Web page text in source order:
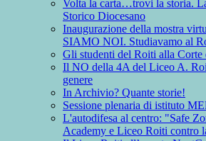
Volta la carta…trovi la storia.
Storico Diocesano
Inaugurazione della mostra
SIAMO NOI. Studiavamo al
Gli studenti del Roiti alla
Il NO della 4A del Liceo A.
genere
In Archivio? Quante storie!
Sessione plenaria di istituto
L'autodifesa al centro: "Safe
Academy e Liceo Roiti contro